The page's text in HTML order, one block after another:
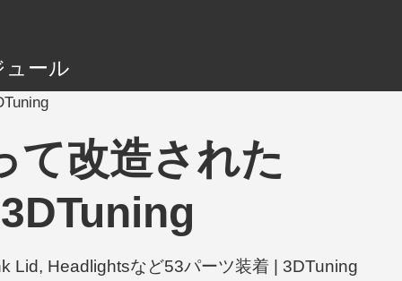
ュール
改造された
Lid, Headlightsなど53パーツ装着 | 3DTuning